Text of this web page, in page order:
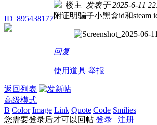
ID_895438177
楼主| 发表于 2025-6-11
附证明骗子小黑盒id和steam
回复
使用道具 举报
返回列表
高级模式
B Color Image Link Quote Code Smilies
您需要登录后才可以回帖 登录 | 注册